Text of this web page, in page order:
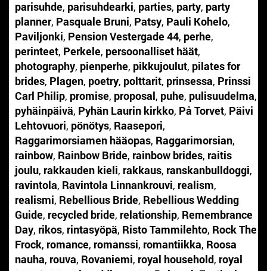
parisuhde, parisuhdearki, parties, party, party
planner, Pasquale Bruni, Patsy, Pauli Kohelo,
Paviljonki, Pension Vestergade 44, perhe,
perinteet, Perkele, persoonalliset häät,
photography, pienperhe, pikkujoulut, pilates for
brides, Plagen, poetry, polttarit, prinsessa, Prinssi
Carl Philip, promise, proposal, puhe, pulisuudelma,
pyhäinpäivä, Pyhän Laurin kirkko, På Torvet, Päivi
Lehtovuori, pönötys, Raasepori,
Raggarimorsiamen hääopas, Raggarimorsian,
rainbow, Rainbow Bride, rainbow brides, raitis
joulu, rakkauden kieli, rakkaus, ranskanbulldoggi,
ravintola, Ravintola Linnankrouvi, realism,
realismi, Rebellious Bride, Rebellious Wedding
Guide, recycled bride, relationship, Remembrance
Day, rikos, rintasyöpä, Risto Tammilehto, Rock The
Frock, romance, romanssi, romantiikka, Roosa
nauha, rouva, Rovaniemi, royal household, royal